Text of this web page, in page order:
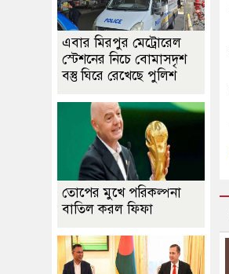
এবার মিরপুর মেট্রোরেল
স্টেশনের নিচে বোমাসদৃশ
বস্তু ঘিরে রেখেছে পুলিশ
তোপের মুখে পরিকল্পনা
বাতিল করল ফিফা